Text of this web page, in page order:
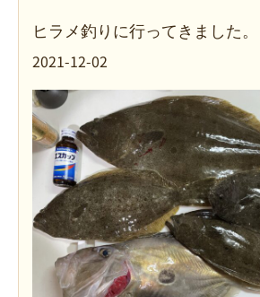
ヒラメ釣りに行ってきました。
2021-12-02